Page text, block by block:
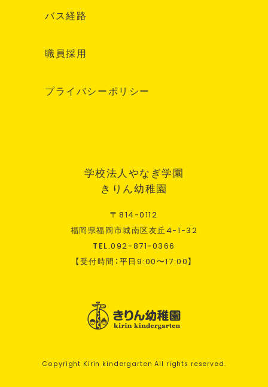
バス経路
職員採用
プライバシーポリシー
学校法人やなぎ学園
きりん幼稚園
〒814-0112
福岡県福岡市城南区友丘4-1 -32
TEL.092-871-0366
【受付時間：平日 9:00〜17:00】
Copyright Kirin kindergarten All rights reserved.